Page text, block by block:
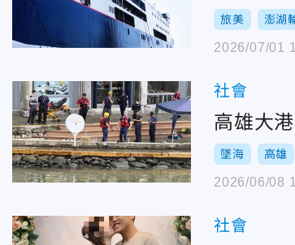
旅美 澎湖
2026/07/01
社會
高雄大
墜海 高雄
2026/06/08
社會